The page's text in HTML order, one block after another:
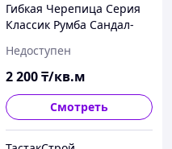
Гибкая Черепица Серия
Классик Румба Сандал-
Недоступен
2 200₸/кв.м
Смотреть